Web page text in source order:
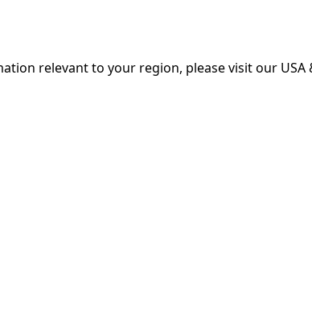
relevant to your region, please visit our USA